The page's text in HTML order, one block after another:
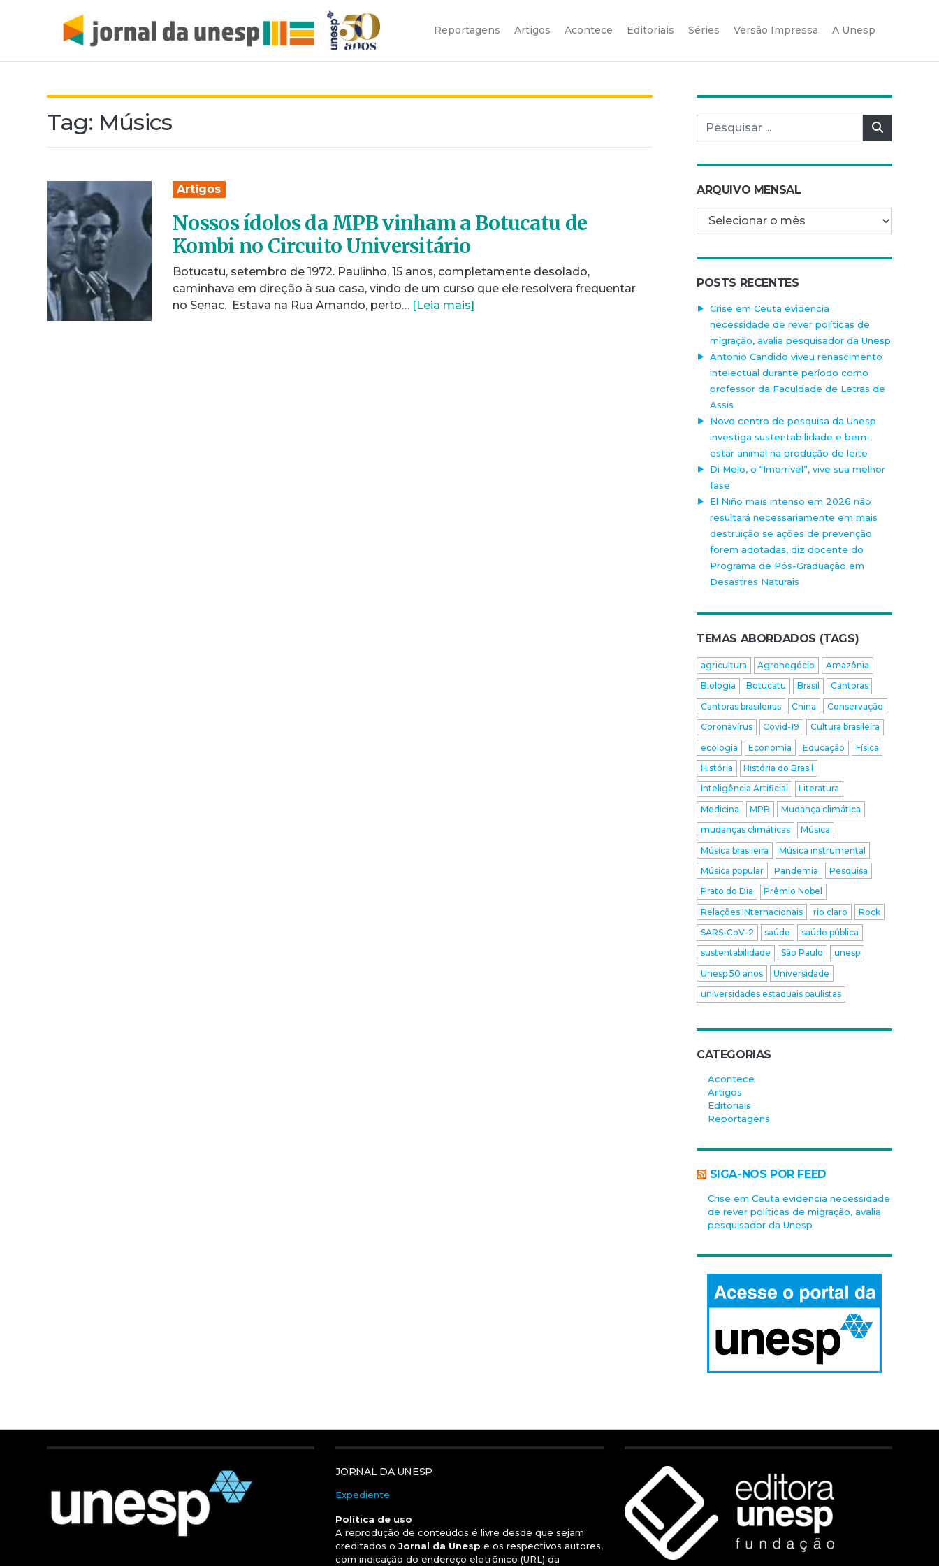
Reportagens Artigos Acontece Editoriais Séries Versão Impressa A Unesp
Tag: Músics
Artigos
Nossos ídolos da MPB vinham a Botucatu de
Kombi no Circuito Universitário
Botucatu, setembro de 1972. Paulinho, 15 anos, completamente desolado,
caminhava em direção à sua casa, vindo de um curso que ele resolvera frequentar
no Senac. Estava na Rua Amando, perto… [Leia mais]
Pesquisar por:
ARQUIVO MENSAL
Arquivo mensal
POSTS RECENTES
Crise em Ceuta evidencia
necessidade de rever políticas de
migração, avalia pesquisador da Unesp
Antonio Candido viveu renascimento
intelectual durante período como
professor da Faculdade de Letras de
Assis
Novo centro de pesquisa da Unesp
investiga sustentabilidade e bem-
estar animal na produção de leite
Di Melo, o “Imorrível”, vive sua melhor
fase
El Niño mais intenso em 2026 não
resultará necessariamente em mais
destruição se ações de prevenção
forem adotadas, diz docente do
Programa de Pós-Graduação em
Desastres Naturais
TEMAS ABORDADOS (TAGS)
agricultura Agronegócio
Amazônia
Biologia
Botucatu Brasil
Cantoras
Cantoras brasileiras
China
Conservação
Coronavírus
Covid-19
Cultura brasileira
ecologia
Economia Educação
Física
História
História do Brasil
Inteligência Artificial
Literatura
Medicina
MPB
Mudança climática
mudanças climáticas
Música
Música brasileira
Música instrumental
Música popular
Pandemia
Pesquisa
Prato do Dia
Prêmio Nobel
Relações INternacionais
rio claro
Rock
SARS-CoV-2
saúde
saúde pública
sustentabilidade
São Paulo
unesp
Unesp 50 anos
Universidade
universidades estaduais paulistas
CATEGORIAS
Acontece
Artigos
Editoriais
Reportagens
SIGA-NOS POR FEED
Crise em Ceuta evidencia necessidade
de rever políticas de migração, avalia
pesquisador da Unesp
JORNAL DA UNESP
Expediente
Política de uso
A reprodução de conteúdos é livre desde que sejam
creditados oJornal da Unesp e os respectivos autores,
com indicação do endereço eletrônico (URL) da